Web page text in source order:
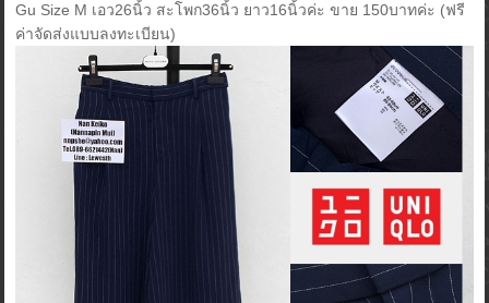
Gu Size M เอว26นิ้ว สะโพก36นิ้ว ยาว16นิ้วค่ะ ขาย 150บาทค่ะ (ฟรี
ค่าจัดส่งแบบลงทะเบียน)